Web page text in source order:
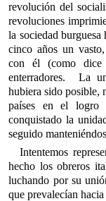
revolución del
revoluciones
la sociedad
cinco años un
con él (como dice
enterradores. La
hubiera sido posible,
países en el logro
conquistado la
seguido
Intentemos
hecho los obreros
luchando por su
que prevalecían